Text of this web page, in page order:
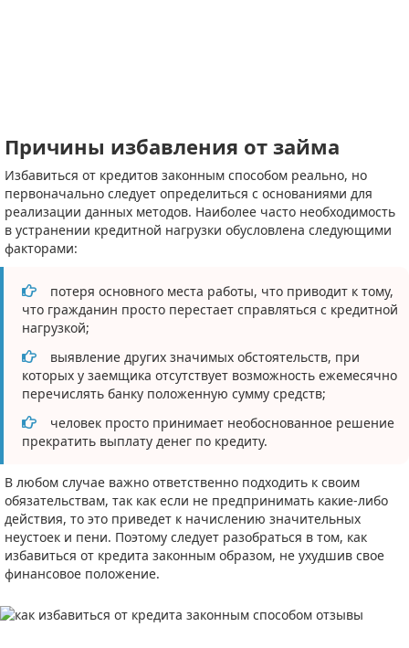
Причины избавления от займа
Избавиться от кредитов законным способом реально, но
первоначально следует определиться с основаниями для
реализации данных методов. Наиболее часто необходимость
в устранении кредитной нагрузки обусловлена следующими
факторами:
потеря основного места работы, что приводит к тому,
что гражданин просто перестает справляться с кредитной
нагрузкой;
выявление других значимых обстоятельств, при
которых у заемщика отсутствует возможность ежемесячно
перечислять банку положенную сумму средств;
человек просто принимает необоснованное решение
прекратить выплату денег по кредиту.
В любом случае важно ответственно подходить к своим
обязательствам, так как если не предпринимать какие-либо
действия, то это приведет к начислению значительных
неустоек и пени. Поэтому следует разобраться в том, как
избавиться от кредита законным образом, не ухудшив свое
финансовое положение.